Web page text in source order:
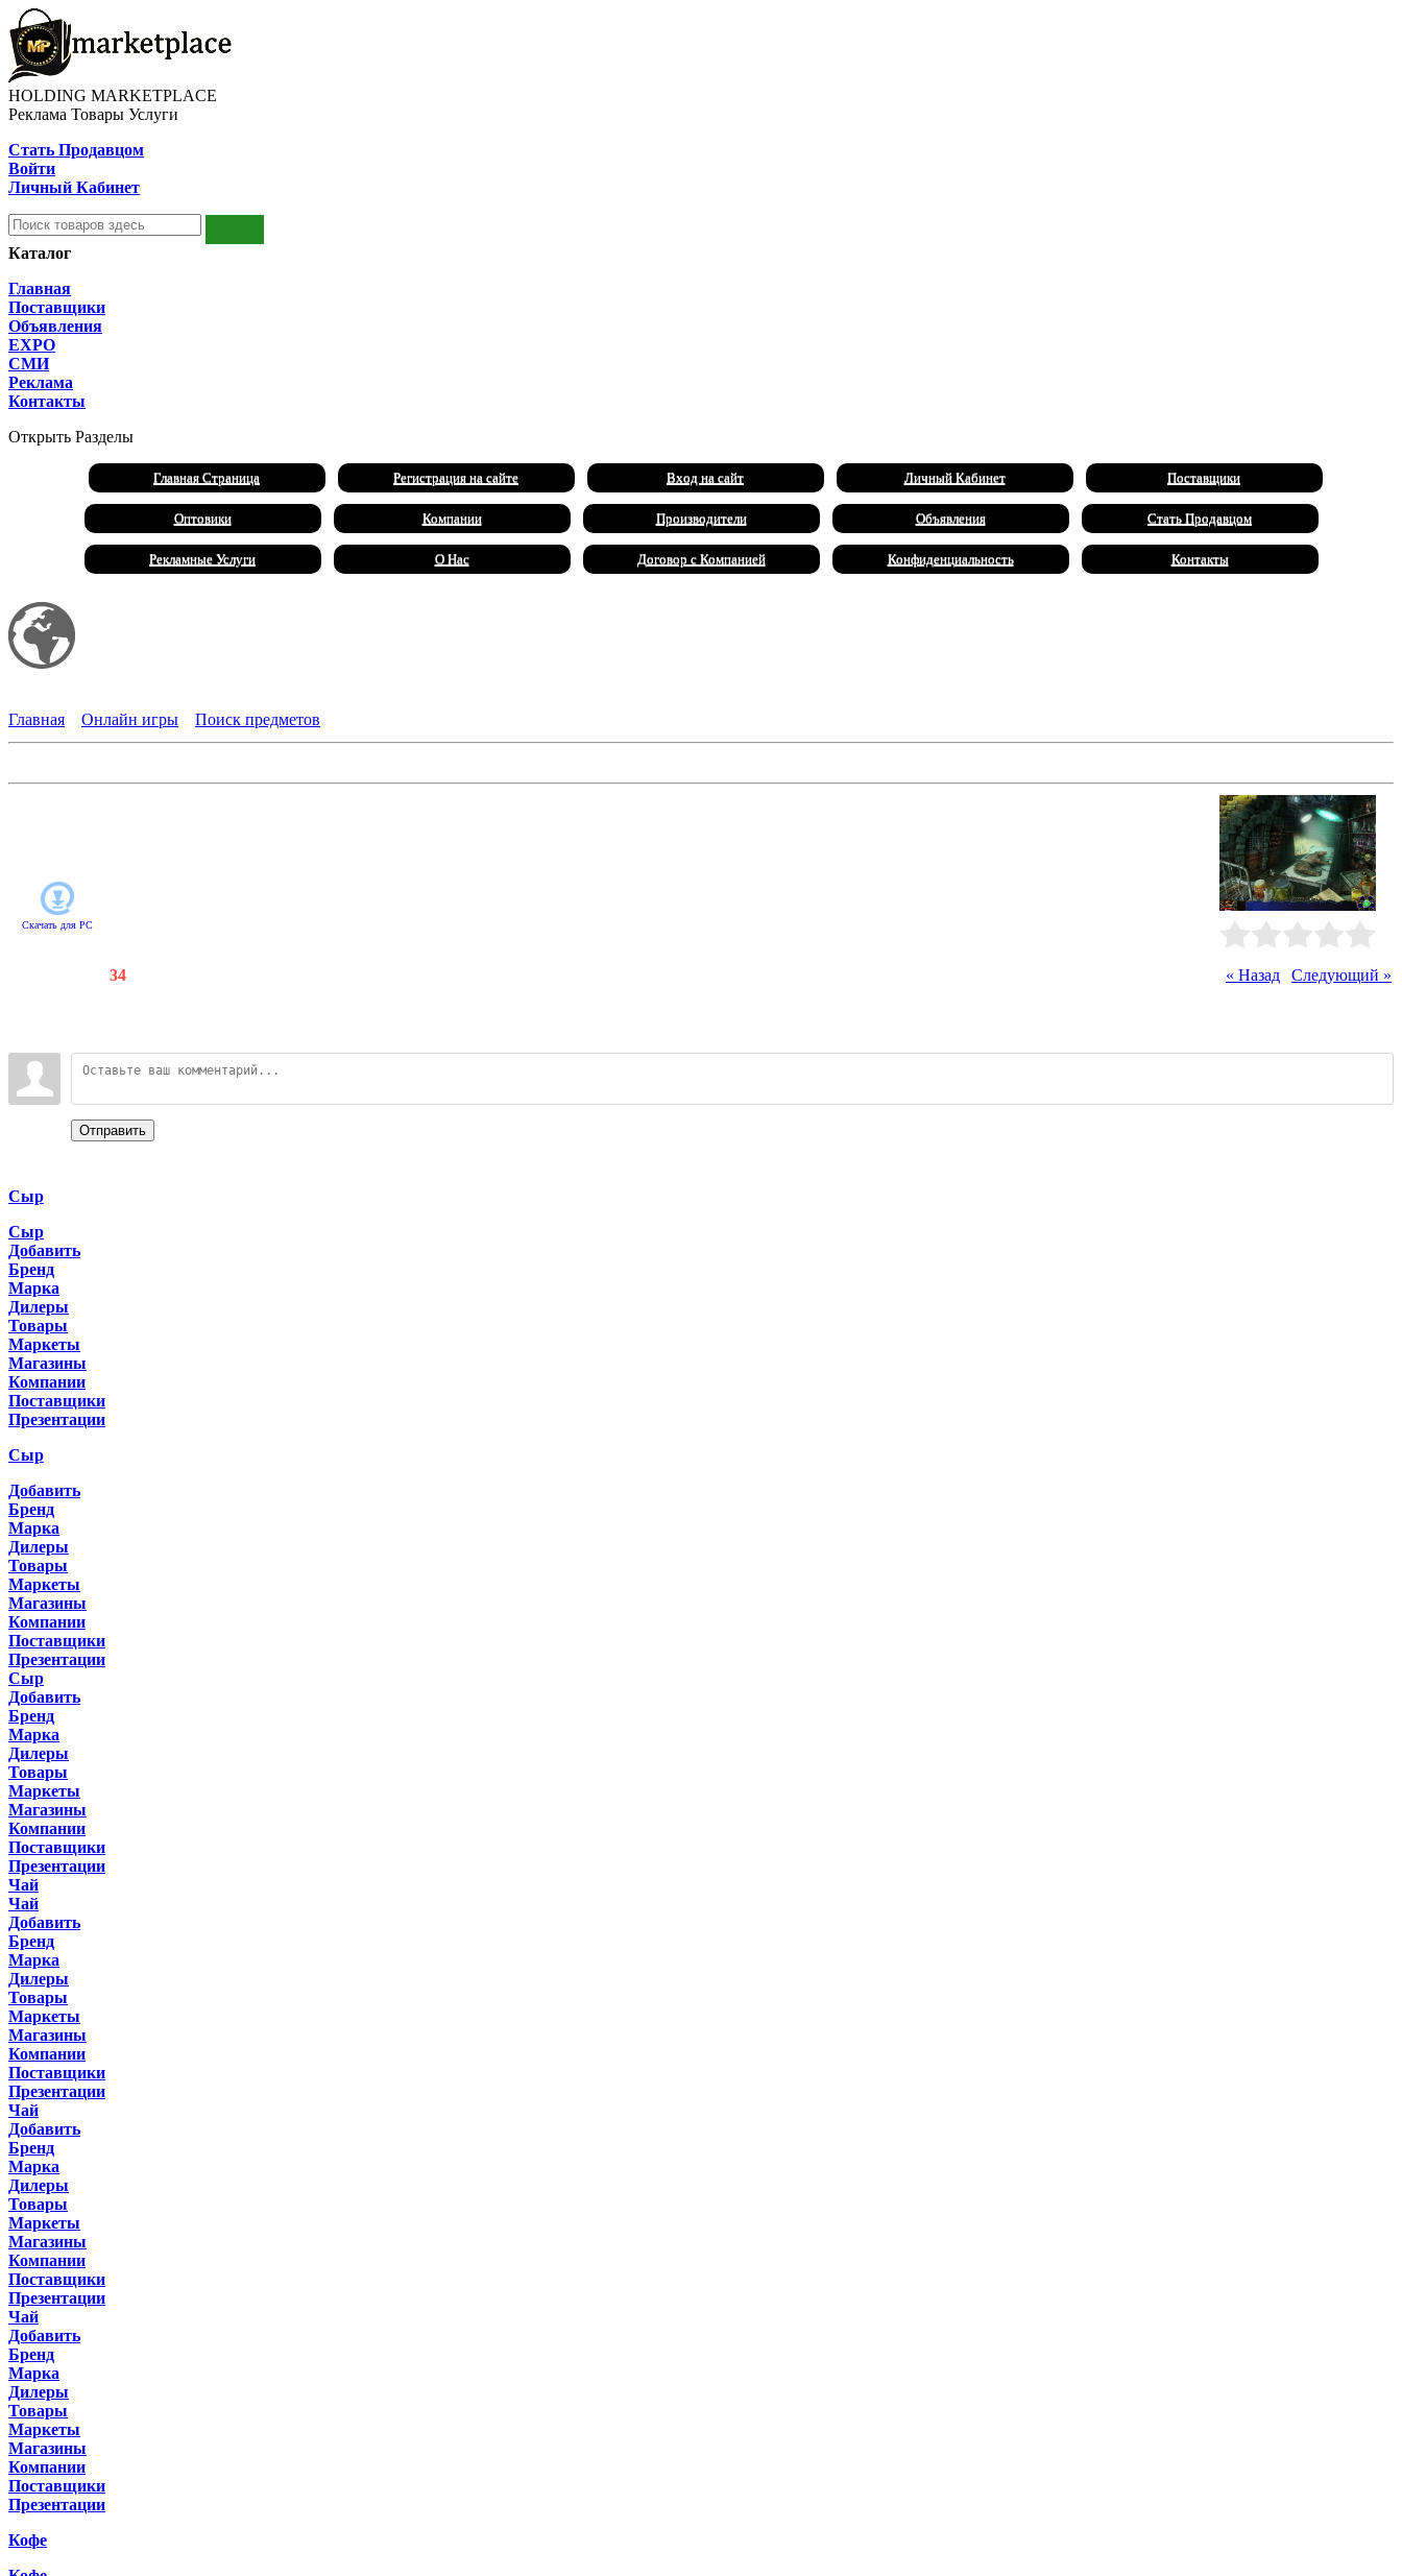
HOLDING MARKETPLACE
Реклама Товары Услуги
Стать Продавцом
Войти
Личный Кабинет
Каталог
Главная
Поставщики
Объявления
EXPO
СМИ
Реклама
Контакты
Открыть Разделы
Главная Страница Регистрация на сайте Вход на сайт Личный Кабинет Поставщики
Оптовики Компании Производители Объявления Стать Продавцом
Рекламные Услуги О Нас Договор с Компанией Конфиденциальность Контакты
Главная
Онлайн игры Поиск предметов
Скачать для PC
« Назад Следующий »
34
Отправить
Сыр
Сыр
Добавить
Бренд
Марка
Дилеры
Товары
Маркеты
Магазины
Компании
Поставщики
Презентации
Сыр
Добавить
Бренд
Марка
Дилеры
Товары
Маркеты
Магазины
Компании
Поставщики
Презентации
Сыр
Добавить
Бренд
Марка
Дилеры
Товары
Маркеты
Магазины
Компании
Поставщики
Презентации
Чай
Чай
Добавить
Бренд
Марка
Дилеры
Товары
Маркеты
Магазины
Компании
Поставщики
Презентации
Чай
Добавить
Бренд
Марка
Дилеры
Товары
Маркеты
Магазины
Компании
Поставщики
Презентации
Чай
Добавить
Бренд
Марка
Дилеры
Товары
Маркеты
Магазины
Компании
Поставщики
Презентации
Кофе